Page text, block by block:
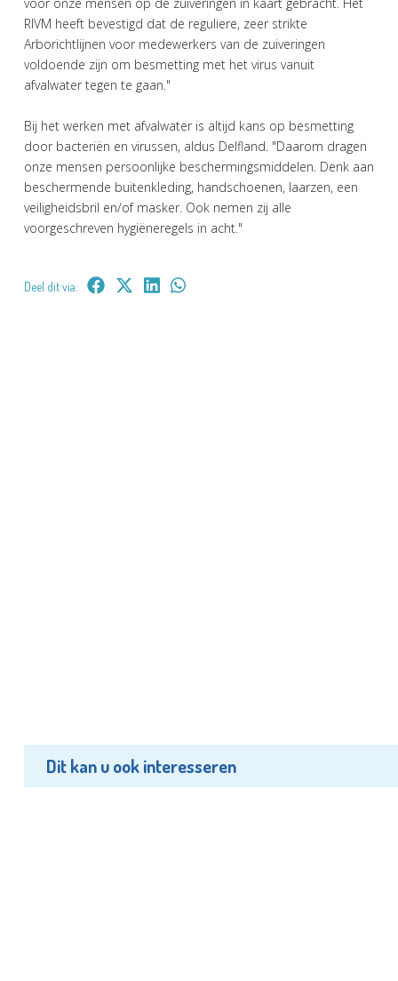
RIVM heeft bevestigd dat de reguliere, zeer strikte
Arborichtlijnen voor medewerkers van de zuiveringen
voldoende zijn om besmetting met het virus vanuit
afvalwater tegen te gaan."
Bij het werken met afvalwater is altijd kans op besmetting
door bacteriën en virussen, aldus Delfland. "Daarom dragen
onze mensen persoonlijke beschermingsmiddelen. Denk aan
beschermende buitenkleding, handschoenen, laarzen, een
veiligheidsbril en/of masker. Ook nemen zij alle
voorgeschreven hygiëneregels in acht."
Deel dit via:
Dit kan u ook interesseren